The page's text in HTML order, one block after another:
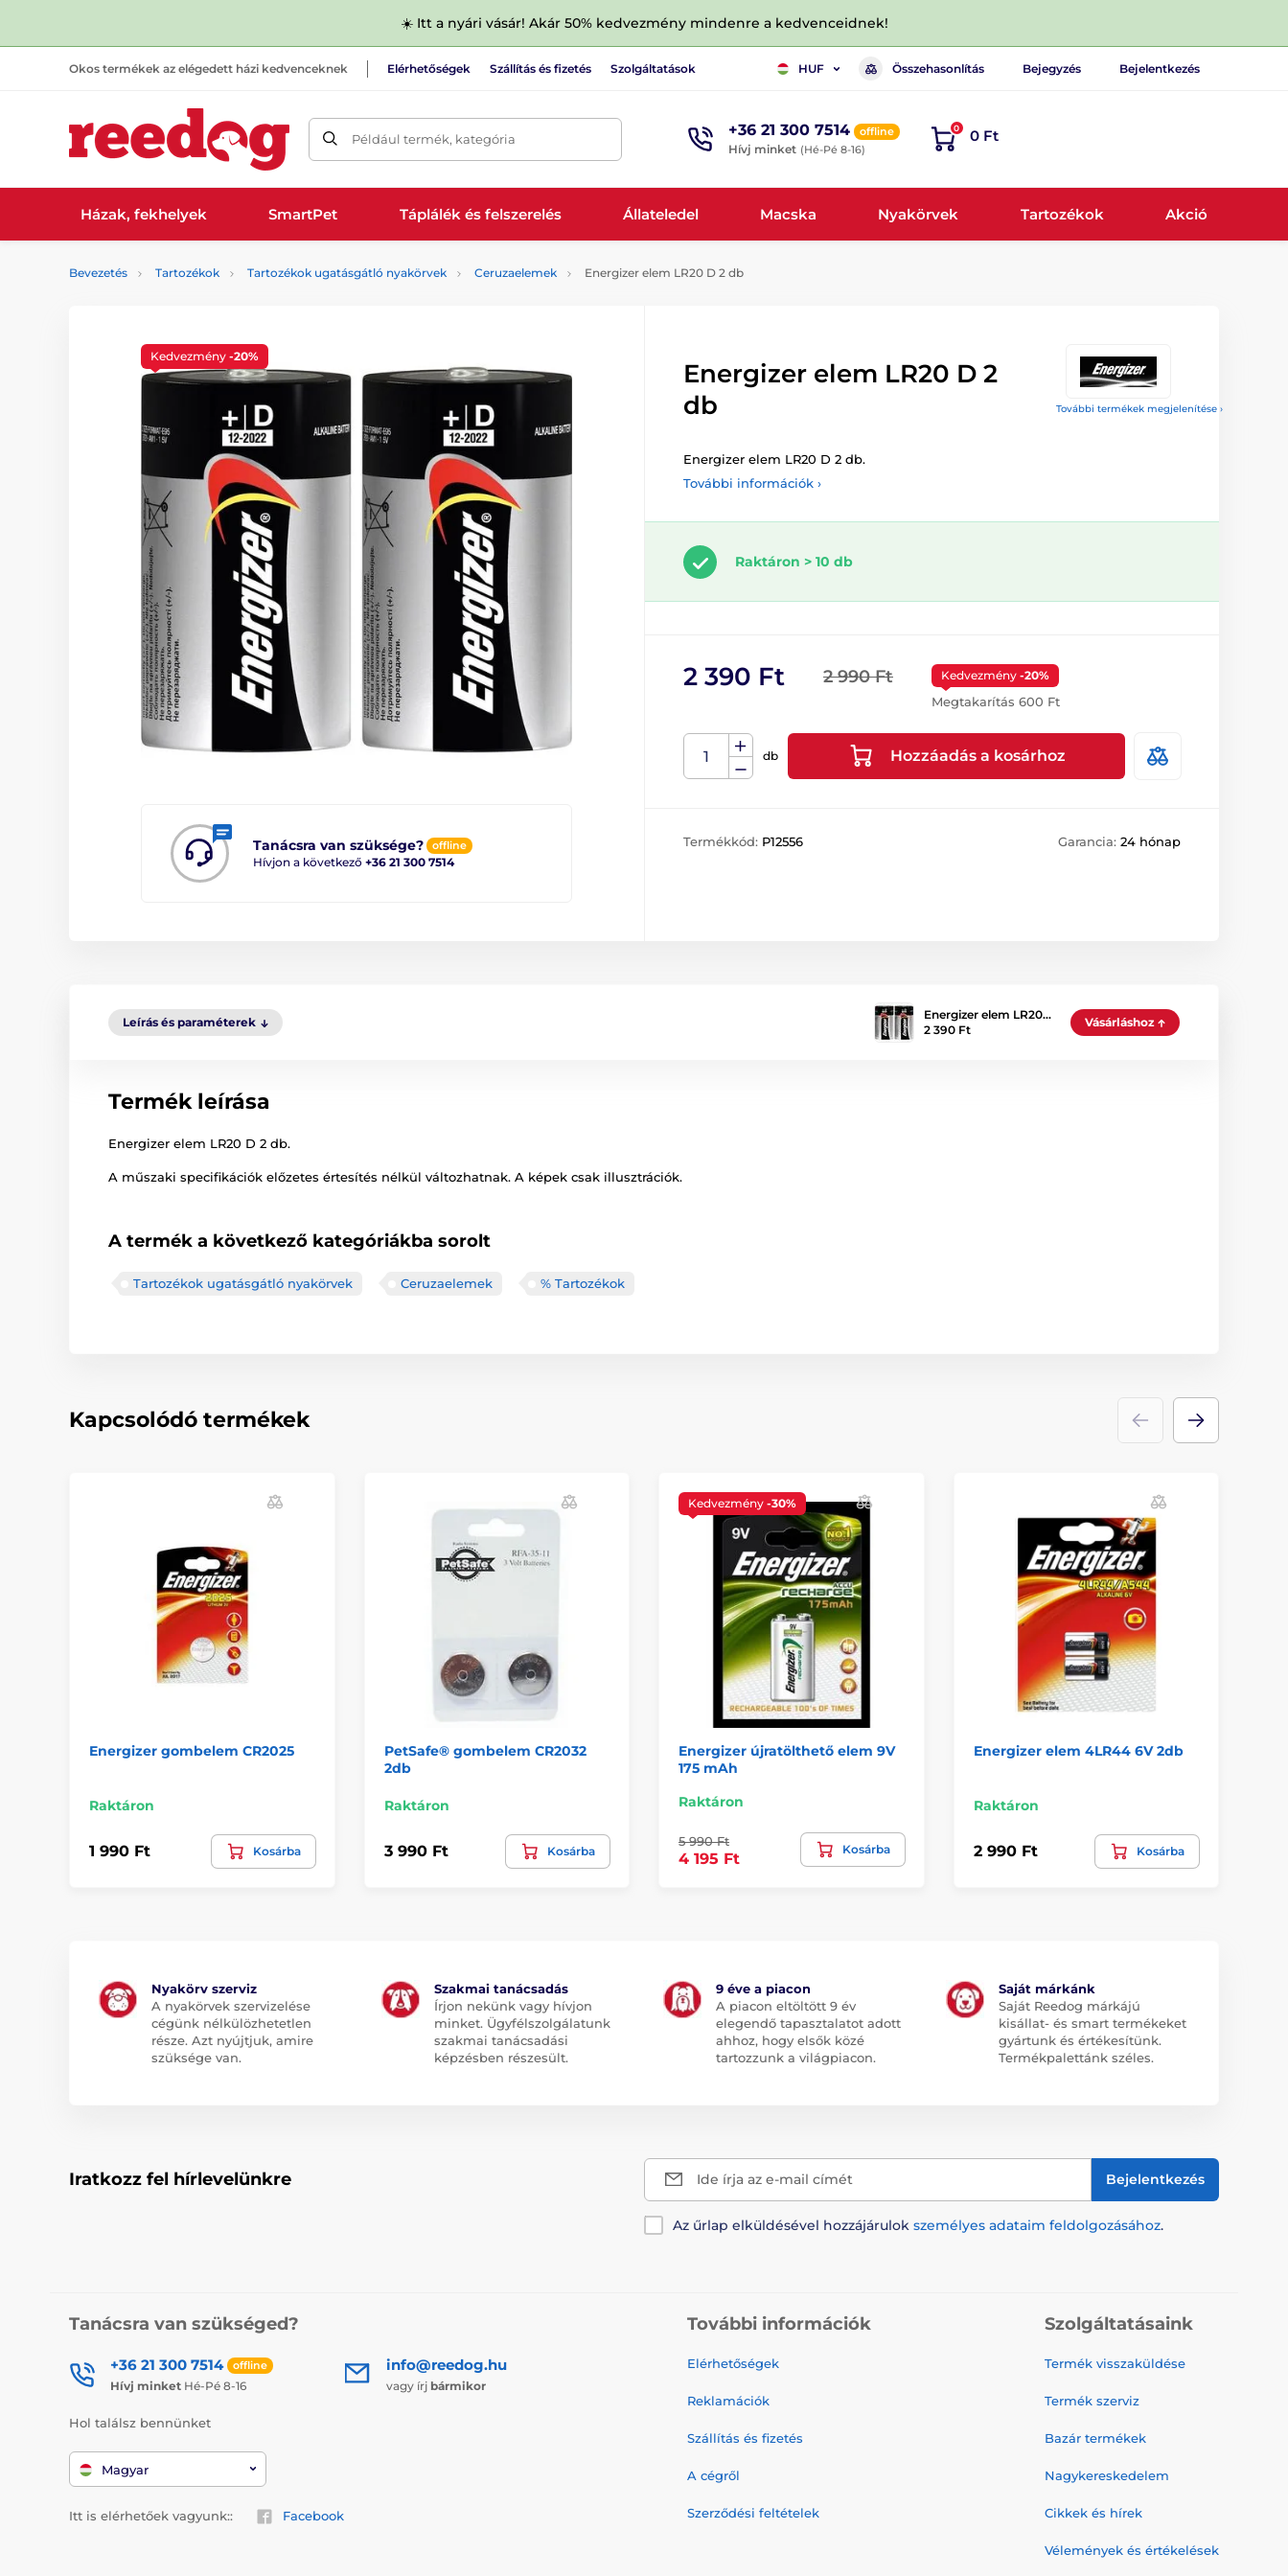
☀️ Itt a nyári vásár! Akár 50% kedvezmény mindenre a kedvenceidnek!
Okos termékek az elégedett házi kedvenceknek Elérhetőségek Szállítás és fizetés Szolgáltatások HUF Összehasonlítás Bejegyzés Bejelentkezés
Például termék, kategória +36 21 300 7514 offline
Hívj minket (Hé-Pé 8-16)
0 0 Ft
Házak, fekhelyek SmartPet Táplálék és felszerelés Állateledel Macska Nyakörvek Tartozékok Akció
Bevezetés Tartozékok Tartozékok ugatásgátló nyakörvek Ceruzaelemek Energizer elem LR20 D 2 db
További termékek megjelenítése ›
Tanácsra van szüksége? offline
Hívjon a következő +36 21 300 7514
Kedvezmény -20%
Energizer elem LR20 D 2
db
Energizer elem LR20 D 2 db.
További információk ›
Raktáron > 10 db
2 990 Ft
2 390 Ft Kedvezmény -20%
Megtakarítás 600 Ft
db Hozzáadás a kosárhoz
Termékkód: P12556 Garancia: 24 hónap
Leírás és paraméterek
Energizer elem LR20…
2 390 Ft
Vásárláshoz
Termék leírása
Energizer elem LR20 D 2 db.
A műszaki specifikációk előzetes értesítés nélkül változhatnak. A képek csak illusztrációk.
A termék a következő kategóriákba sorolt
Tartozékok ugatásgátló nyakörvek Ceruzaelemek % Tartozékok
Kapcsolódó termékek
Energizer gombelem CR2025
Raktáron
1 990 Ft Kosárba
PetSafe® gombelem CR2032
2db
Raktáron
3 990 Ft Kosárba
Kedvezmény -30%
Energizer újratölthető elem 9V
175 mAh
Raktáron
5 990 Ft
4 195 Ft
Kosárba
Energizer elem 4LR44 6V 2db
Raktáron
2 990 Ft Kosárba
Nyakörv szerviz
A nyakörvek szervizelése
cégünk nélkülözhetetlen
része. Azt nyújtjuk, amire
szüksége van.
Szakmai tanácsadás
Írjon nekünk vagy hívjon
minket. Ügyfélszolgálatunk
szakmai tanácsadási
képzésben részesült.
9 éve a piacon
A piacon eltöltött 9 év
elegendő tapasztalatot adott
ahhoz, hogy elsők közé
tartozzunk a világpiacon.
Saját márkánk
Saját Reedog márkájú
kisállat- és smart termékeket
gyártunk és értékesítünk.
Termékpalettánk széles.
Iratkozz fel hírlevelünkre Ide írja az e-mail címét Bejelentkezés
Az űrlap elküldésével hozzájárulok személyes adataim feldolgozásához.
Tanácsra van szükséged?
+36 21 300 7514 offline
Hívj minket Hé-Pé 8-16
info@reedog.hu
vagy írj bármikor
Hol találsz bennünket
Magyar
Itt is elérhetőek vagyunk:: Facebook
További információk
Elérhetőségek
Reklamációk
Szállítás és fizetés
A cégről
Szerződési feltételek
Szolgáltatásaink
Termék visszaküldése
Termék szerviz
Bazár termékek
Nagykereskedelem
Cikkek és hírek
Vélemények és értékelések